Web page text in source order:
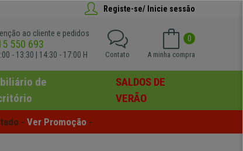
Registe-se/ Inicie sessão
ao cliente e pedidos
550 693
- 13:30 | 14:30 - 17:00 H
0
A minha compra
Contato
de
SALDOS DE
VERÃO
- Ver Promoção -